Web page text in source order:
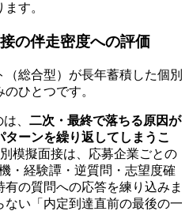
す。
の伴走密度への評価
総合型）が長年蓄積した個別
ひとつです。
、 二次・最終で落ちる原因が
ーンを繰り返してしまうこ
模擬面接は、応募企業ごとの
・経験譚・逆質問・志望度確
の質問への応答を練り込みま
い「内定到達直前の最後の一